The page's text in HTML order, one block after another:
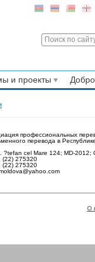
и проекты
профессиональных
перевода в
?tefan cel Mare 124; MD-2012;
(22) 275320
(22) 275320
О